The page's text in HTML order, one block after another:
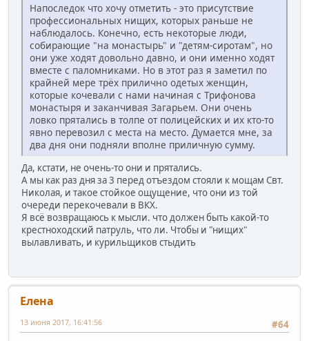
Напоследок что хочу отметить - это присутствие
профессиональных нищих, которых раньше не
наблюдалось. Конечно, есть некоторые люди,
собирающие "на монастырь" и "детям-сиротам", но
они уже ходят довольно давно, и они именно ходят
вместе с паломниками. Но в этот раз я заметил по
крайней мере трёх прилично одетых женщин,
которые кочевали с нами начиная с Трифонова
монастыря и заканчивая Загарьем. Они очень
ловко прятались в толпе от полицейских и их кто-то
явно перевозил с места на место. Думается мне, за
два дня они подняли вполне приличную сумму.
Да, кстати, не очень-то они и прятались.
А мы как раз дня за 3 перед отъездом стояли к мощам Свт.
Николая, и такое стойкое ощущение, что они из той
очереди перекочевали в ВКХ.
Я всё возвращаюсь к мысли. что должен быть какой-то
крестноходский патруль, что ли. Чтобы и "нищих"
вылавливать, и курильщиков стыдить
Елена
#64
13 июня 2017, 16:41:56